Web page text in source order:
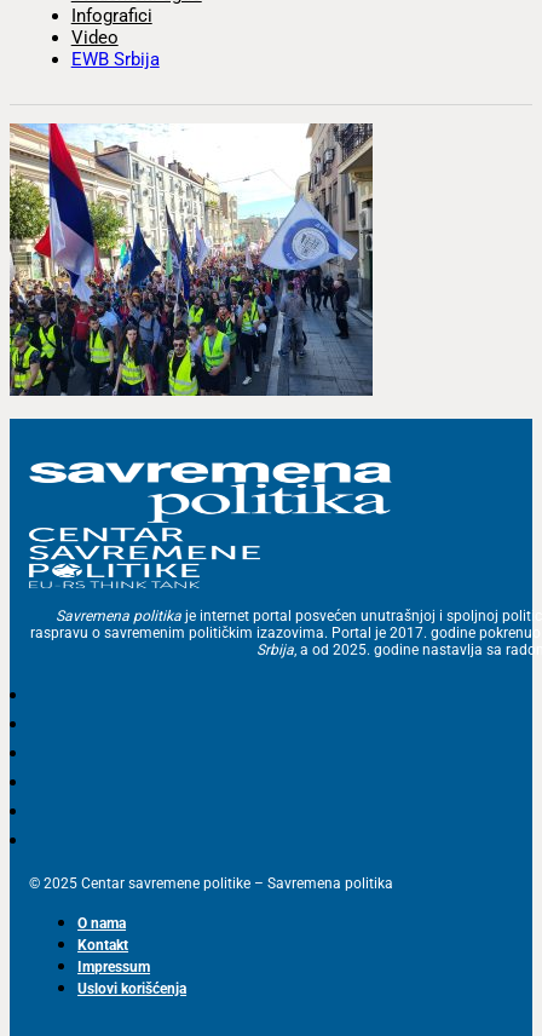
Infografici
Video
EWB Srbija
Savremena politika je internet portal posvećen unutrašnjoj i spoljnoj
raspravu o savremenim političkim izazovima. Portal je 2017. godine
Srbija, a od 2025. godine nastavlja sa
© 2025 Centar savremene politike – Savremena politika
O nama
Kontakt
Impressum
Uslovi korišćenja